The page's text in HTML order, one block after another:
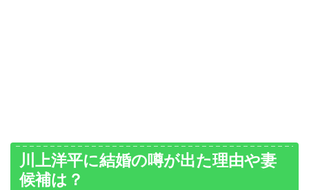
川上洋平に結婚の噂が出た理由や妻
候補は？